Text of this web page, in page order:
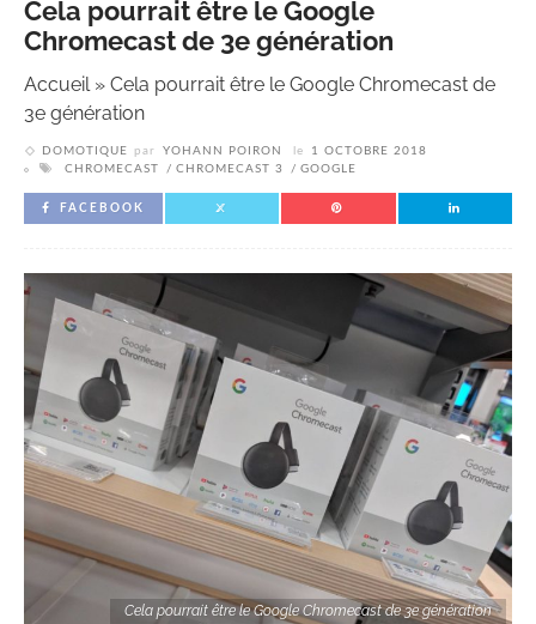
Cela pourrait être le Google
Chromecast de 3e génération
Accueil» Cela pourrait être le Google Chromecast de
3e génération
DOMOTIQUE par YOHANN POIRON le
1 OCTOBRE 2018
CHROMECAST
CHROMECAST 3 GOOGLE
FACEBOOK
Cela pourrait être le Google Chromecast de 3e génération